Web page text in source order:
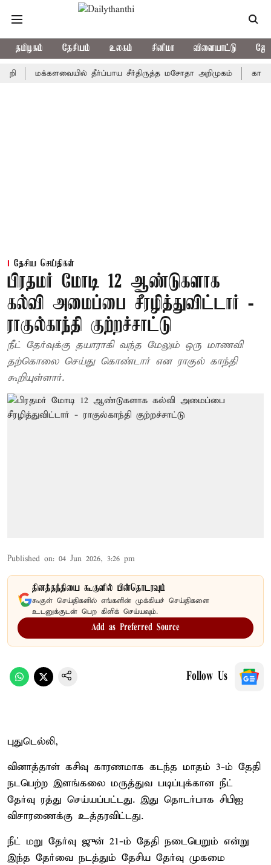
தமிழகம் தேசியம் உலகம் சினிமா விளையாட்டு
மக்களவையில் தீர்ப்பாய சீர்திருத்த மசோதா அறிமுகம் காவிரி நீர்
தேசிய செய்திகள்
பிரதமர் மோடி 12 ஆண்டுகளாக
கல்வி அமைப்பை சீரழித்துவிட்டார் -
ராகுல்காந்தி குற்றச்சாட்டு
நீட் தேர்வுக்கு தயாராகி வந்த மேலும் ஒரு மாணவி
தற்கொலை செய்து கொண்டார் என ராகுல் காந்தி
கூறியுள்ளார்.
Published on: 04 Jun 2026, 3:26 pm
தினத்தந்தியை கூகுளில் பின்தொடரவும்
கூகுள் செய்திகளில் எங்களின் முக்கியச் செய்திகளை
உடனுக்குடன் பெற கிளிக் செய்யவும்.
Add as Preferred Source
Follow Us
புதுடெல்லி,
வினாத்தாள் கசிவு காரணமாக கடந்த மாதம் 3-ம் தேதி
நடபெற்ற இளங்கலை மருத்துவ படிப்புக்கான நீட்
தேர்வு ரத்து செய்யப்பட்டது. இது தொடர்பாக சிபிஐ
விசாரணைக்கு உத்தரவிட்டது.
நீட் மறு தேர்வு ஜுன் 21-ம் தேதி நடைபெறும் என்று
இந்த தேர்வை நடத்தும் தேசிய தேர்வு முகமை